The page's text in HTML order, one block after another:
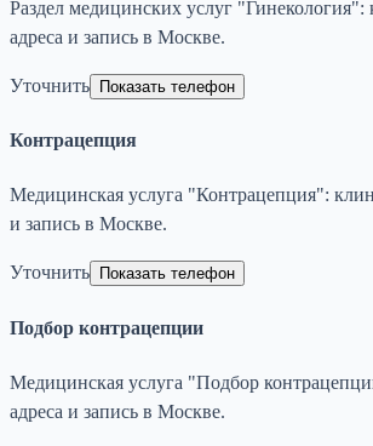
Раздел медицинских услуг
адреса и запись в Москве.
Уточнить Показать телефон
Контрацепция
Медицинская услуга "Контрацепция":
и запись в Москве.
Уточнить Показать телефон
Подбор контрацепции
Медицинская услуга "Подбор
адреса и запись в Москве.